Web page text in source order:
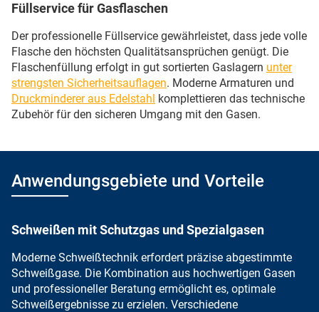
Füllservice für Gasflaschen
Der professionelle Füllservice gewährleistet, dass jede volle
Flasche den höchsten Qualitätsansprüchen genügt. Die
Flaschenfüllung erfolgt in gut sortierten Gaslagern unter
strengsten Sicherheitsauflagen. Moderne Armaturen und
Druckminderer aus Edelstahl komplettieren das technische
Zubehör für den sicheren Umgang mit den Gasen.
Anwendungsgebiete und Vorteile
Schweißen mit Schutzgas und Spezialgasen
Moderne Schweißtechnik erfordert präzise abgestimmte
Schweißgase. Die Kombination aus hochwertigen Gasen
und professioneller Beratung ermöglicht es, optimale
Schweißergebnisse zu erzielen. Verschiedene